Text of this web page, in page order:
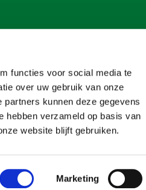
functies voor social media te
over uw gebruik van onze
kunnen deze gegevens
hebben verzameld op basis van
website blijft gebruiken.
Marketing
Snowball